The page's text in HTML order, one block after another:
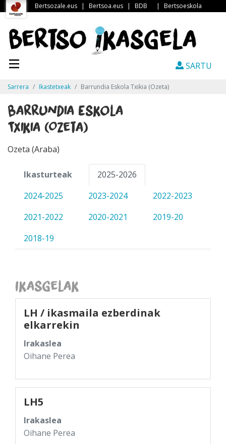
Bertsozale.eus | Bertsoa.eus | BDB | Bertsoeskola
SARTU
Sarrera Ikastetxeak Barrundia Eskola Txikia (Ozeta)
Barrundia Eskola
Txikia (Ozeta)
Ozeta (Araba)
Ikasturteak
2025-2026
2024-2025
2023-2024
2022-2023
2021-2022
2020-2021
2019-20
2018-19
Ikasgelak
LH / ikasmaila ezberdinak
elkarrekin
Irakaslea
Oihane Perea
LH5
Irakaslea
Oihane Perea